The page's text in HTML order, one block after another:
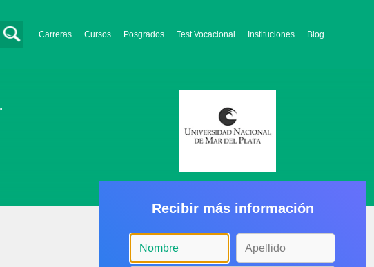
Carreras Cursos Posgrados Test Vocacional Instituciones Blog
Recibir más información